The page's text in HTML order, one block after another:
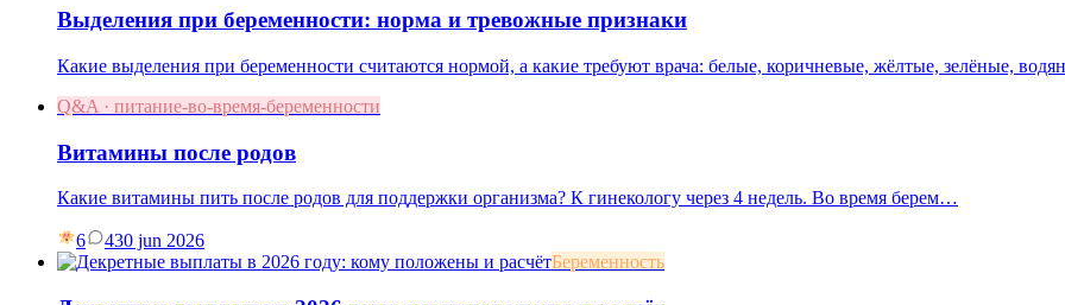
Выделения при беременности: норма и тревожные признаки
Какие выделения при беременности считаются нормой, а какие требуют врача: белые, коричневые, жёлтые, зелёные,
Q&A · питание-во-время-беременности
Витамины после родов
Какие витамины пить после родов для поддержки организма? К гинекологу через 4 недель. Во время берем…
6 430 jun 2026
Беременность